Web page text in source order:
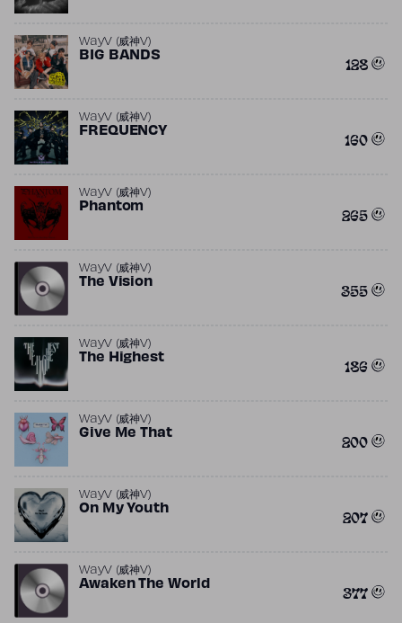
WayV (威神V)
BIG BANDS 128
WayV (威神V)
FREQUENCY 160
WayV (威神V)
Phantom 265
WayV (威神V)
The Vision 355
WayV (威神V)
The Highest 186
WayV (威神V)
Give Me That 200
WayV (威神V)
On My Youth 207
WayV (威神V)
Awaken The World 377